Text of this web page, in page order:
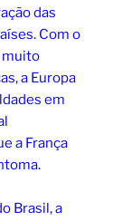
das
Com o
muito
a Europa
em
a França
Brasil, a